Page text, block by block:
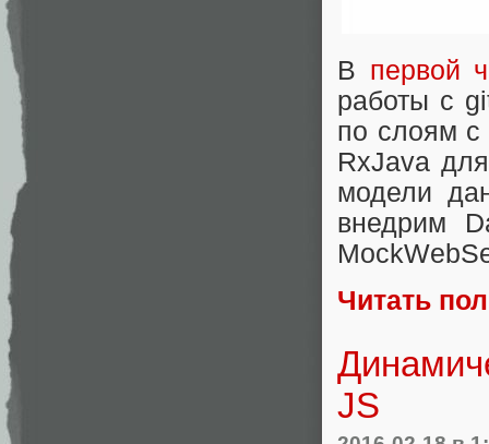
В первой
работы с
по слоям с
RxJava
модели
внедрим
Читать
JS